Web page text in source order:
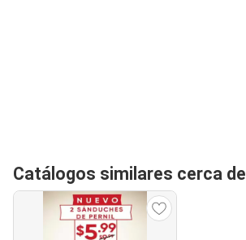
Catálogos similares cerca